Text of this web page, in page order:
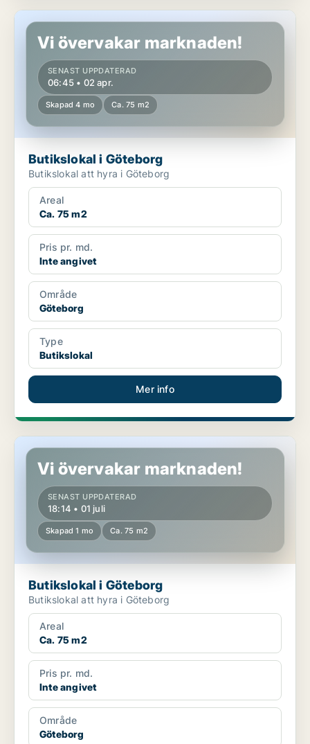
Butikslokal i Göteborg
Vi övervakar marknaden!
SENAST UPPDATERAD
06:45 • 02 apr.
Skapad 4 mo Ca. 75 m2
Butikslokal i Göteborg
Butikslokal att hyra i Göteborg
Areal
Ca. 75 m2
Pris pr. md.
Inte angivet
Område
Göteborg
Type
Butikslokal
Mer info
Butikslokal i Göteborg
Vi övervakar marknaden!
SENAST UPPDATERAD
18:14 • 01 juli
Skapad 1 mo Ca. 75 m2
Butikslokal i Göteborg
Butikslokal att hyra i Göteborg
Areal
Ca. 75 m2
Pris pr. md.
Inte angivet
Område
Göteborg